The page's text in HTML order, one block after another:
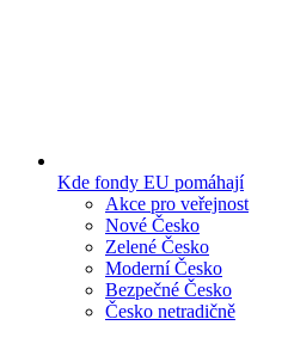
Kde fondy EU pomáhají
Akce pro veřejnost
Nové Česko
Zelené Česko
Moderní Česko
Bezpečné Česko
Česko netradičně